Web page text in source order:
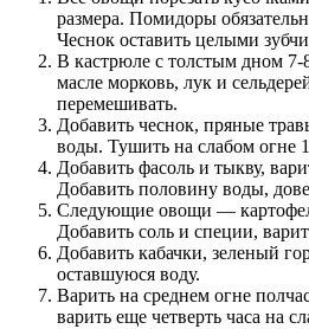
размера. Помидоры
Чеснок оставить целыми
В кастрюле с толстым дном 7-
масле морковь, лук и
перемешивать.
Добавить чеснок, пряные
воды. Тушить на слабом огне
Добавить фасоль и тыкву,
Добавить половину воды,
Следующие овощи —
Добавить соль и специи,
Добавить кабачки, зеленый
оставшуюся воду.
Варить на среднем огне
варить еще четверть часа на